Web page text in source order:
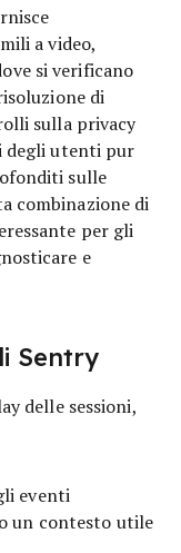
a video,
si verificano
di
sulla privacy
degli utenti pur
sulle
combinazione di
per gli
e
Sentry
delle sessioni,
eventi
un contesto utile